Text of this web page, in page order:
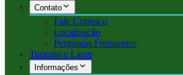
Contato
Fale Conosco
Localização
Perguntas Frequentes
Turismo e Lazer
Informações